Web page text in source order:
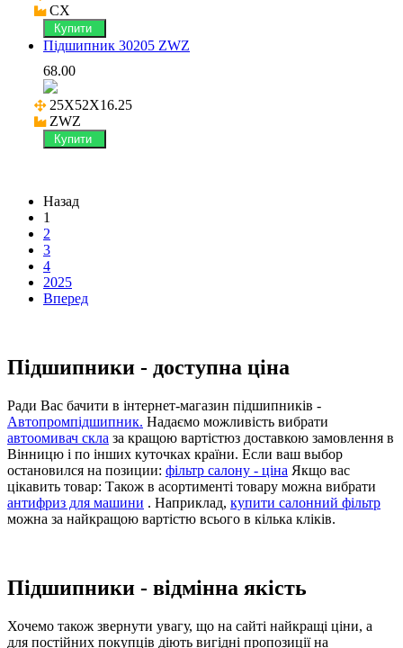
CX
Купити
Підшипник 30205 ZWZ
68.00
25X52X16.25
ZWZ
Купити
Назад
1
2
3
4
2025
Вперед
Підшипники - доступна ціна
Ради Вас бачити в інтернет-магазин підшипників -
Автопромпідшипник. Надаємо можливість вибрати
автоомивач скла за кращою вартістюз доставкою замовлення в
Вінницю і по інших куточках країни. Если ваш выбор
остановился на позиции: фільтр салону - ціна Якщо вас
цікавить товар: Також в асортименті товару можна вибрати
антифриз для машини . Наприклад, купити салонний фільтр
можна за найкращою вартістю всього в кілька кліків.
Підшипники - відмінна якість
Хочемо також звернути увагу, що на сайті найкращі ціни, а
для постійних покупців діють вигідні пропозиції на